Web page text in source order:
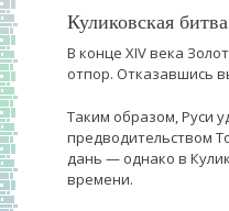
Куликовская
В конце XIV века
отпор. Отказавшись
Таким образом, Руси
предводительством
дань — однако в
времени.